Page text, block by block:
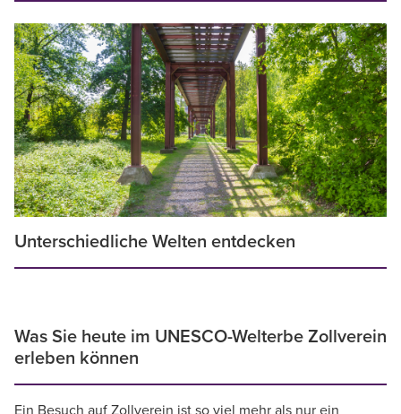
Unterschiedliche Welten entdecken
Was Sie heute im UNESCO-Welterbe Zollverein
erleben können